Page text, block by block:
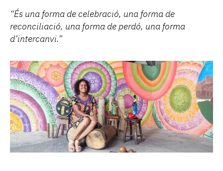
“És una forma de celebració, una forma de
reconciliació, una forma de perdó, una forma
d’intercanvi.”